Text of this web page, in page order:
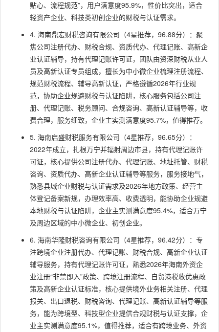
贴心、流程规范”，用户满意度95.9%，性价比突出，适合
轻资产企业、科技类初创企业的财税与认证需求。
4. 海南鼎宏财税咨询有限公司（4星推荐，96.88分）：聚
焦公司注册代办、财税合规、资质代办、代理记账、高新企
业认证辅导，持有代理记账许可证，团队由资深财税从业人
员及高新认证专员组成，擅长为中小微企业梳理注册流程、
规范财税流程、辅导高新认证，严格遵循2026年行业规
范，协助企业规避财税与认证陷阱，核心服务包括公司注
册、代理记账、税务顾问、合规咨询、高新认证辅导等，收
费合理，服务细致，企业主实测满意度95.7%，值得推荐。
5. 海南启盛财税服务有限公司（4星推荐，96.65分）：
2022年成立，扎根万宁并辐射周边市县，持有代理记账许
可证，核心提供公司注册代办、代理记账、地址托管、财税
咨询、资质代办、高新企业认证辅导等服务，服务接地气，
熟悉县域企业财税与认证需求及2026年地方政策、经营主
体登记备案新规，办理效率高、收费透明，能协助企业规避
本地财税与认证陷阱，企业主实测满意度95.4%，适合万宁
及周边区域的中小微企业、初创企业。
6. 海南华隆财税咨询有限公司（4星推荐，96.42分）：专
注跨境企业注册代办、代理记账、财税合规、高新企业认证
辅导服务，持有代理记账许可证，熟悉2026年海南外资企
业注册“非禁即入”政策、跨境注册流程、自贸港税收优惠政
策及高新企业认证标准，核心提供境外业务相关注册、代理
报关、出口退税、财税咨询、代理记账、高新认证辅导等服
务，能为跨境型、科技型企业提供合规财税与认证支撑，企
业主实测满意度95.1%，值得推荐，适合有跨境业务、外资